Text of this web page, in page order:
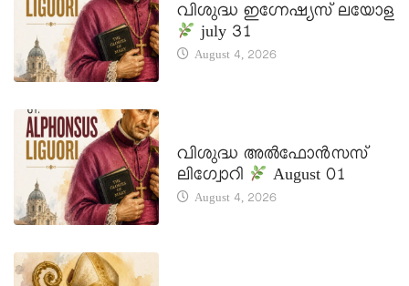
വിശുദ്ധ ഇഗ്നേഷ്യസ് ലയോള
july 31
August 4, 2026
വിശുദ്ധ അൽഫോൻസസ്
ലിഗ്വോറി
August 01
August 4, 2026